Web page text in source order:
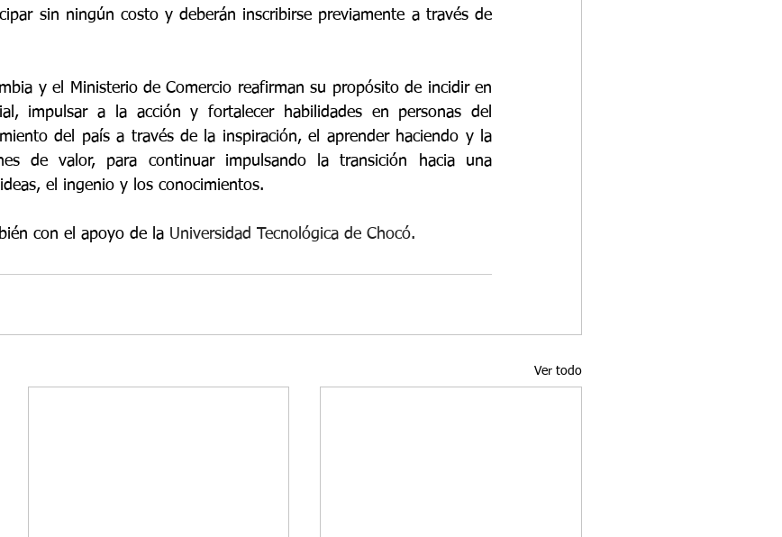
y el Ministerio de Comercio reafirman su propósito de incidir en
impulsar a la acción y fortalecer habilidades en personas del
del país a través de la inspiración, el aprender haciendo y la
de valor, para continuar impulsando la transición hacia una
el ingenio y los conocimientos.
con el apoyo de la Universidad Tecnológica de Chocó.
Ver todo